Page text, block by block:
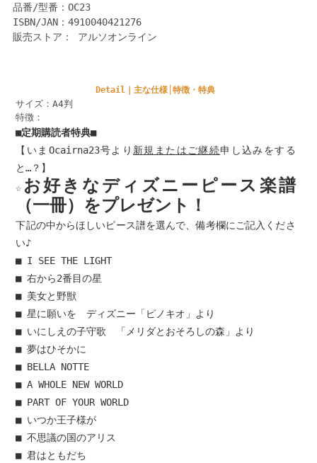
品番/型番：OC23
ISBN/JAN：4910040421276
販売ストア： アルソオンライン
Detail｜主な仕様│特徴・特典
サイズ：A4判
特徴：
■定期購読者特典■
【いまOcairna23号より 新規またはご継続申し込みをする
と… ？】
☆ お好きなディズニーピース楽譜
（一冊）をプレゼント！
下記の中からほしいピース譜を選んで、備考欄にご記入くださ
い♪
■ I SEE THE LIGHT
■ 右から2番目の星
■ 美女と野獣
■ 星に願いを ディズニー「ピノキオ」より
■ いにしえの子守歌 「メリダとおそろしの森」より
■ 夢はひそかに
■ BELLA NOTTE
■ A WHOLE NEW WORLD
■ PART OF YOUR WORLD
■ いつか王子様が
■ 不思議の国のアリス
■ 君はともだち